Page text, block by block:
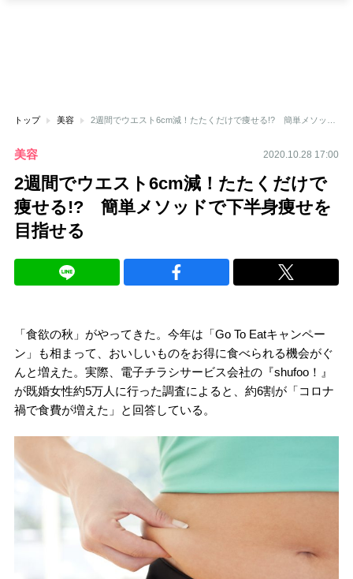
トップ 美容
美容 2020.10.28 17:00
2週間でウエスト6cm減！たたくだけで
痩せる!? 簡単メソッドで下半身痩せを
目指せる
「食欲の秋」がやってきた。今年は「Go To Eatキャンペー
ン」も相まって、おいしいものをお得に食べられる機会がぐ
んと増えた。実際、電子チラシサービス会社の『shufoo！』
が既婚女性約5万人に行った調査によると、約6割が「コロナ
禍で食費が増えた」と回答している。